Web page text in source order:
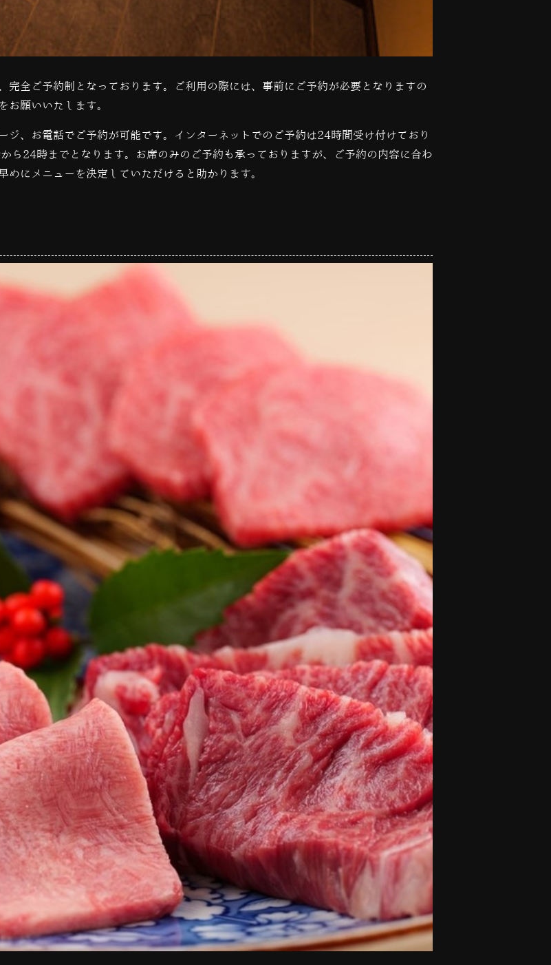
完全ご予約制となっております。ご利用の際には、事前にご予約が必要となりますの
お願いいたします。
ジ、お電話でご予約が可能です。インターネットでのご予約は24時間受け付けており
ら 24時までとなります。お席のみのご予約も承っておりますが、ご予約の内容に合わ
にメニューを決定していただけると助かります。